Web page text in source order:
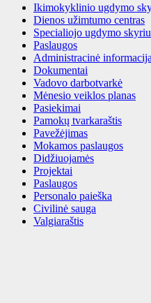
Ikimokyklinio ugdymo
Dienos užimtumo centras
Specialiojo ugdymo
Paslaugos
Administracinė informacija
Dokumentai
Vadovo darbotvarkė
Mėnesio veiklos planas
Pasiekimai
Pamokų tvarkaraštis
Pavežėjimas
Mokamos paslaugos
Didžiuojamės
Projektai
Paslaugos
Personalo paieška
Civilinė sauga
Valgiaraštis